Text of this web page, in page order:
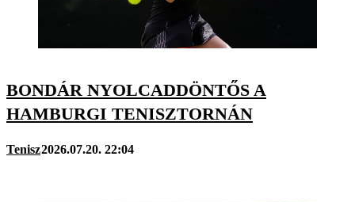
BONDÁR NYOLCADDÖNTŐS A
HAMBURGI TENISZTORNÁN
Tenisz2026.07.20. 22:04